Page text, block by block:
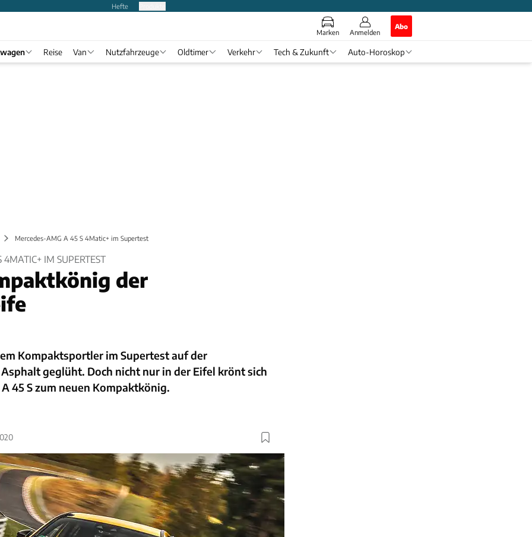
Hefte
Marken Anmelden
Abo
Reise Van Nutzfahrzeuge Oldtimer Verkehr Tech & Zukunft Auto-Horoskop
Mercedes-AMG A 45 S 4Matic+ im Supertest
IM SUPERTEST
der
Kompaktsportler im Supertest auf der
geglüht. Doch nicht nur in der Eifel krönt sich
45 S zum neuen Kompaktkönig.